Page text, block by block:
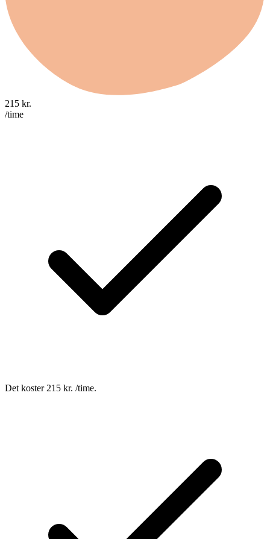
215 kr.
/time
Det koster 215 kr. /time.